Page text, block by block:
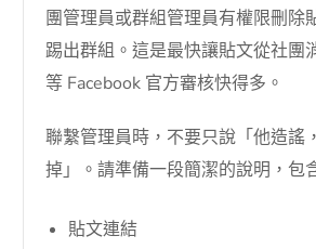
團管理員或群組管理員有權限刪除
踢出群組。這是最快讓貼文從社團
等 Facebook 官方審核快得多。
聯繫管理員時，不要只說「他造謠
掉」。請準備一段簡潔的說明，包
貼文連結